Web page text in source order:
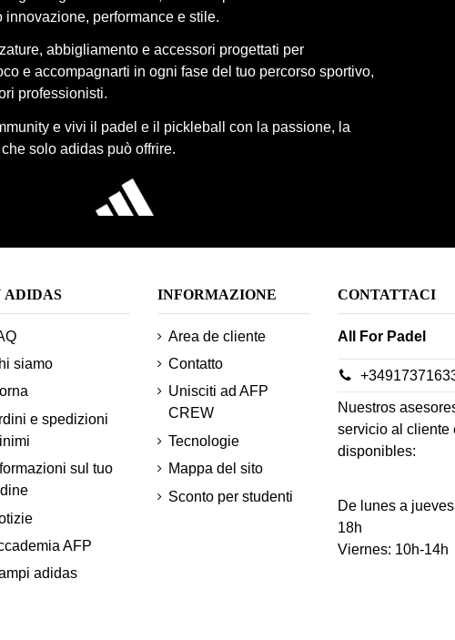
performance e stile.
abbigliamento e accessori progettati per
e accompagnarti in ogni fase del tuo percorso sportivo,
professionisti.
e vivi il padel e il pickleball con la passione, la
solo adidas può offrire.
ADIDAS
siamo
e spedizioni
sul tuo
AFP
adidas
INFORMAZIONE
Area de cliente
Contatto
Unisciti ad AFP
CREW
Tecnologie
Mappa del sito
Sconto per studenti
CONTATTACI
All For Padel
Nuestros
servicio al cliente
disponibles:
De lunes a
18h
Viernes: 10h-14h